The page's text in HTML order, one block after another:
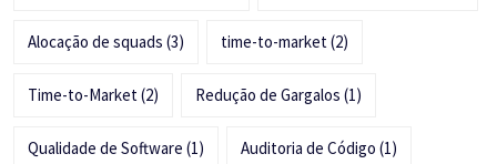
Alocação de squads (3) time-to-market (2)
Time-to-Market (2) Redução de Gargalos (1)
Qualidade de Software (1) Auditoria de Código (1)